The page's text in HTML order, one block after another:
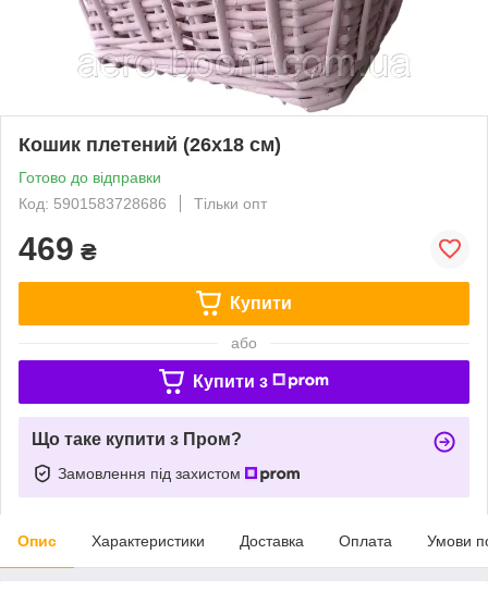
Кошик плетений (26х18 см)
Готово до відправки
Код: 5901583728686
Тільки опт
469 ₴
Купити
або
Купити з
Що таке купити з Пром?
Замовлення під захистом
Опис Характеристики Доставка Оплата Умови